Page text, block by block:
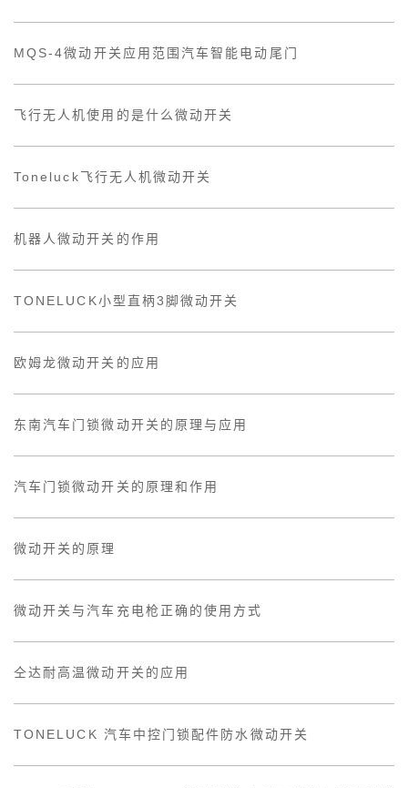
MQS-4微动开关应用范围汽车智能电动尾门
飞行无人机使用的是什么微动开关
Toneluck飞行无人机微动开关
机器人微动开关的作用
TONELUCK小型直柄3脚微动开关
欧姆龙微动开关的应用
东南汽车门锁微动开关的原理与应用
汽车门锁微动开关的原理和作用
微动开关的原理
微动开关与汽车充电枪正确的使用方式
仝达耐高温微动开关的应用
TONELUCK 汽车中控门锁配件防水微动开关